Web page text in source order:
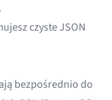
czyste JSON
bezpośrednio do